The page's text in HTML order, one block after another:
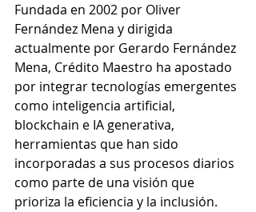
Fundada en 2002 por Oliver
Fernández Mena y dirigida
actualmente por Gerardo Fernández
Mena, Crédito Maestro ha apostado
por integrar tecnologías emergentes
como inteligencia artificial,
blockchain e IA generativa,
herramientas que han sido
incorporadas a sus procesos diarios
como parte de una visión que
prioriza la eficiencia y la inclusión.